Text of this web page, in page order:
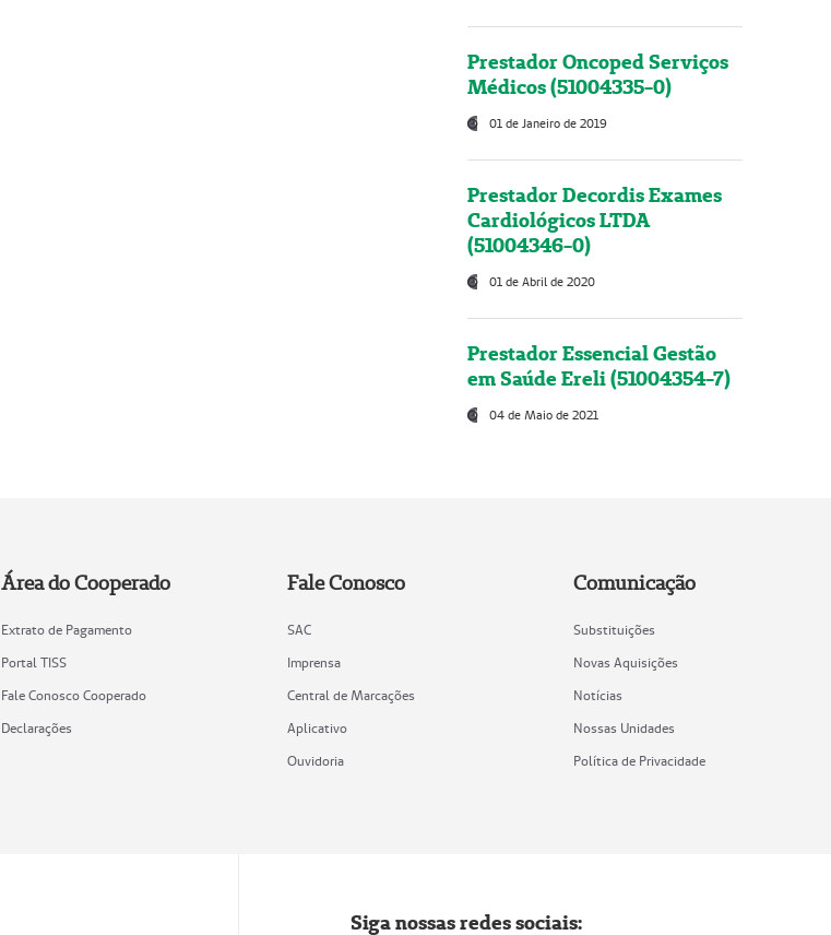
Prestador Oncoped Serviços
Médicos (51004335-0)
01 de Janeiro de 2019
Prestador Decordis Exames
Cardiológicos LTDA
(51004346-0)
01 de Abril de 2020
Prestador Essencial Gestão
em Saúde Ereli (51004354-7)
04 de Maio de 2021
Área do Cooperado
Extrato de Pagamento
Portal TISS
Fale Conosco Cooperado
Declarações
Fale Conosco
SAC
Imprensa
Central de Marcações
Aplicativo
Ouvidoria
Comunicação
Substituições
Novas Aquisições
Notícias
Nossas Unidades
Política de Privacidade
Siga nossas redes sociais: